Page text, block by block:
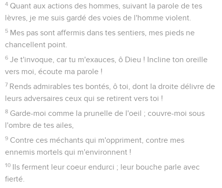
4 Quant aux actions des hommes, suivant la parole de tes
lèvres, je me suis gardé des voies de l'homme violent.
5 Mes pas sont affermis dans tes sentiers, mes pieds ne
chancellent point.
6 Je t'invoque, car tu m'exauces, ô Dieu ! Incline ton oreille
vers moi, écoute ma parole !
7 Rends admirables tes bontés, ô toi, dont la droite délivre de
leurs adversaires ceux qui se retirent vers toi !
8 Garde-moi comme la prunelle de l'oeil ; couvre-moi sous
l'ombre de tes ailes,
9 Contre ces méchants qui m'oppriment, contre mes
ennemis mortels qui m'environnent !
10 Ils ferment leur coeur endurci ; leur bouche parle avec
fierté.